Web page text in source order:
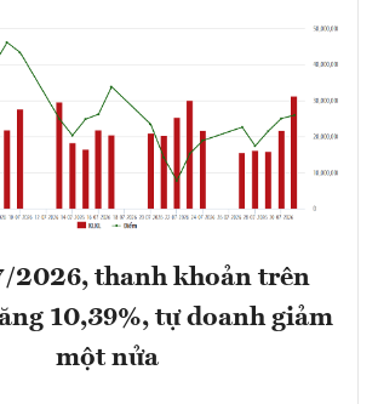
2026, thanh khoản trên
10,39%, tự doanh giảm
một nửa